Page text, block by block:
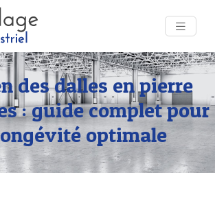
des dalles en pierre
: guide complet pour
optimale